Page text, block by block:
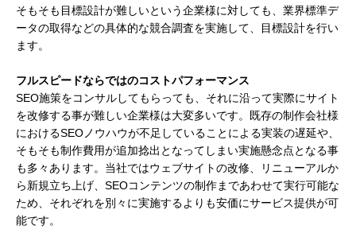
そもそも目標設計が難しいという企業様に対しても、業界標準デ
ータの取得などの具体的な競合調査を実施して、目標設計を行い
ます。
フルスピードならではのコストパフォーマンス
SEO施策をコンサルしてもらっても、それに沿って実際にサイト
を改修する事が難しい企業様は大変多いです。既存の制作会社様
におけるSEOノウハウが不足していることによる実装の遅延や、
そもそも制作費用が追加捻出となってしまい実施懸念点となる事
も多々あります。当社ではウェブサイトの改修、リニューアルか
ら新規立ち上げ、SEOコンテンツの制作まであわせて実行可能な
ため、それぞれを別々に実施するよりも安価にサービス提供が可
能です。